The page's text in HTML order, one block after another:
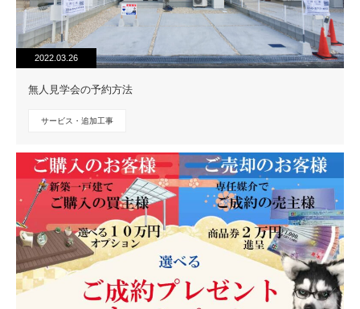
2022.03.26
無人見学会の予約方法
サービス・追加工事